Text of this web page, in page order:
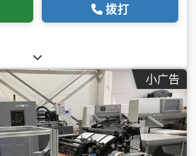
拨打
小广告